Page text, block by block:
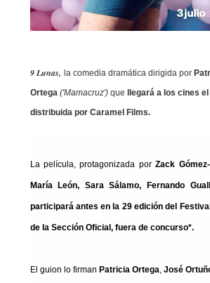
9 Lunas, la comedia dramática dirigida por
Ortega ('Mamacruz') que llegará a los cines
distribuida por Caramel Films.
La película, protagonizada porZack
María León, Sara Sálamo, Fernando
participará antes en la 29 edición del
de la Sección Oficial, fuera de concurso*.
El guion lo firman Patricia Ortega,José